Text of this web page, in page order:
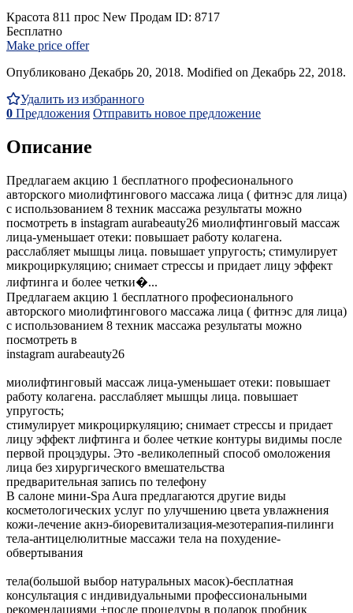
Красота 811 прос New Продам ID: 8717
Бесплатно
Make price offer
Опубликовано Декабрь 20, 2018. Modified on Декабрь 22, 2018.
Удалить из избранного
0 Предложения Отправить новое предложение
Описание
Предлагаем акцию 1 бесплатного професионального
авторского миолифтингового массажа лица ( фитнэс для лица)
с использованием 8 техник массажа результаты можно
посмотреть в instagram aurabeauty26 миолифтинговый массаж
лица-уменьшает отеки: повышает работу колагена.
расслабляет мышцы лица. повышает упругость; стимулирует
микроциркуляцию; снимает стрессы и придает лицу эффект
лифтинга и более четки�...
Предлагаем акцию 1 бесплатного професионального
авторского миолифтингового массажа лица ( фитнэс для лица)
с использованием 8 техник массажа результаты можно
посмотреть в
instagram aurabeauty26
миолифтинговый массаж лица-уменьшает отеки: повышает
работу колагена. расслабляет мышцы лица. повышает
упругость;
стимулирует микроциркуляцию; снимает стрессы и придает
лицу эффект лифтинга и более четкие контуры видимы после
первой процэдуры. Это -великолепный способ омоложения
лица без хирургического вмешательства
предварительная запись по телефону
В салоне мини-Spa Aura предлагаются другие виды
косметологических услуг по улучшению цвета увлажнения
кожи-лечение акнэ-биоревитализация-мезотерапия-пилинги
тела-антицелюлитные массажи тела на похудение-
обвертывания
тела(большой выбор натуральных масок)-бесплатная
консультация с индивидуальными профессиональными
рекомендациями +после процедуры в подарок пробник